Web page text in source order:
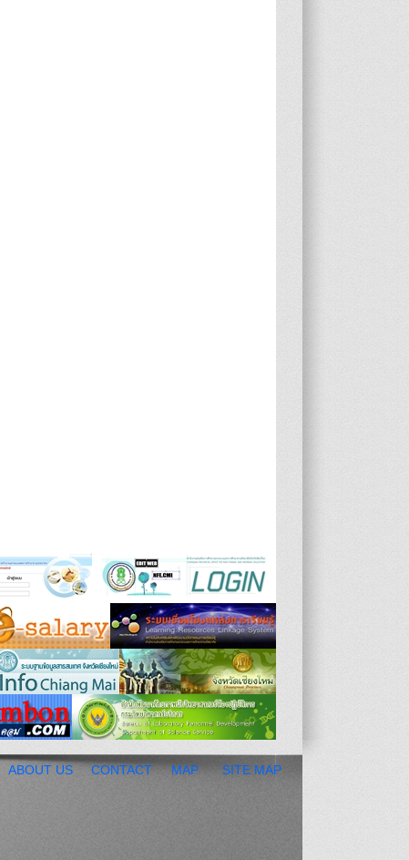
ABOUT US CONTACT MAP SITE MAP